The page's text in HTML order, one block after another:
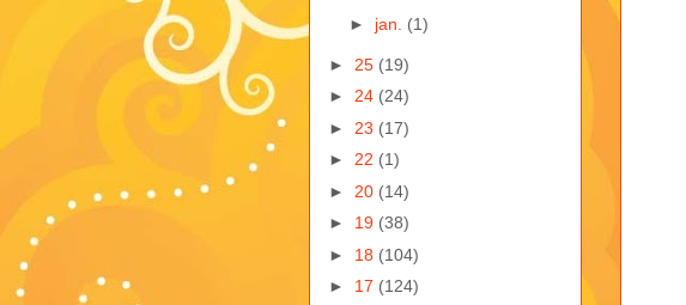
► jan. (1)
► 25 (19)
► 24 (24)
► 23 (17)
► 22 (1)
► 20 (14)
► 19 (38)
► 18 (104)
► 17 (124)